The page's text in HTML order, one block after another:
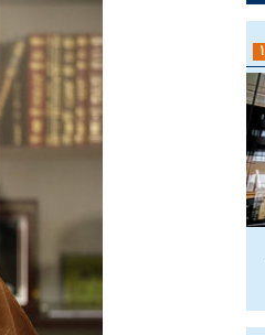
بورس تهران رکورد شکست
۱